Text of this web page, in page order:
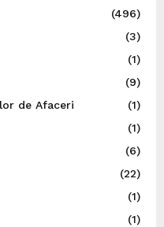
(496)
(3)
(1)
(9)
de Afaceri
(1)
(1)
(6)
(22)
(1)
(1)